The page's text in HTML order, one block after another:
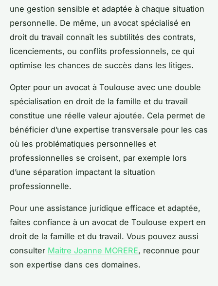
une gestion sensible et adaptée à chaque situation
personnelle. De même, un avocat spécialisé en
droit du travail connaît les subtilités des contrats,
licenciements, ou conflits professionnels, ce qui
optimise les chances de succès dans les litiges.
Opter pour un avocat à Toulouse avec une double
spécialisation en droit de la famille et du travail
constitue une réelle valeur ajoutée. Cela permet de
bénéficier d’une expertise transversale pour les cas
où les problématiques personnelles et
professionnelles se croisent, par exemple lors
d’une séparation impactant la situation
professionnelle.
Pour une assistance juridique efficace et adaptée,
faites confiance à un avocat de Toulouse expert en
droit de la famille et du travail. Vous pouvez aussi
consulter Maitre Joanne MORERE, reconnue pour
son expertise dans ces domaines.